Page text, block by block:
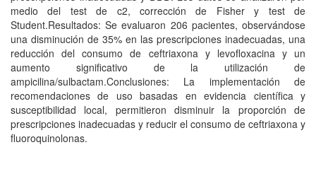
medio del test de c2, corrección de Fisher y test de
Student.Resultados: Se evaluaron 206 pacientes, observándose
una disminución de 35% en las prescripciones inadecuadas, una
reducción del consumo de ceftriaxona y levofloxacina y un
aumento significativo de la utilización de
ampicilina/sulbactam.Conclusiones: La implementación de
recomendaciones de uso basadas en evidencia científica y
susceptibilidad local, permitieron disminuir la proporción de
prescripciones inadecuadas y reducir el consumo de ceftriaxona y
fluoroquinolonas.